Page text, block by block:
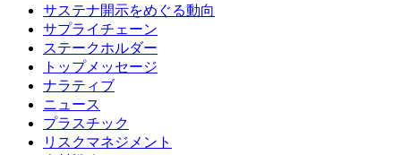
サステナ開示をめぐる動向
サプライチェーン
ステークホルダー
トップメッセージ
ナラティブ
ニュース
プラスチック
リスクマネジメント